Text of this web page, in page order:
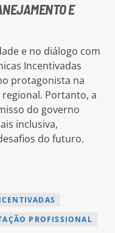
E
e no diálogo com
Incentivadas
protagonista na
Portanto, a
do governo
inclusiva,
do futuro.
PROFISSIONAL